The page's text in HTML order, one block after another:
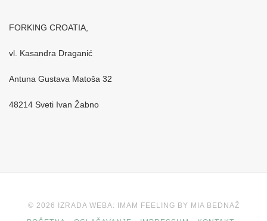
FORKING CROATIA,
vl. Kasandra Draganić
Antuna Gustava Matoša 32
48214 Sveti Ivan Žabno
© 2026 IZRADA WEBA: IMAM FEELING BY MIA BEDNAŽ